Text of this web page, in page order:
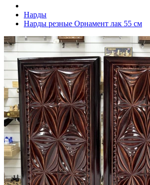
Нарды
Нарды резные Орнамент лак 55 см